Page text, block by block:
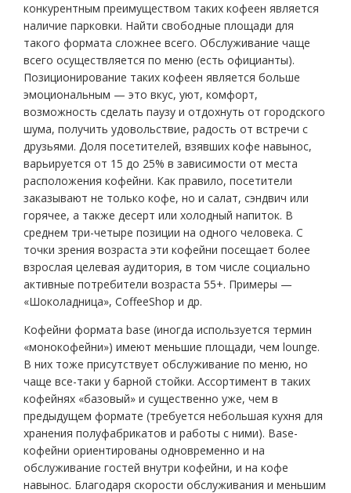
конкурентным преимуществом таких кофеен является
наличие парковки. Найти свободные площади для
такого формата сложнее всего. Обслуживание чаще
всего осуществляется по меню (есть официанты).
Позиционирование таких кофеен является больше
эмоциональным — это вкус, уют, комфорт,
возможность сделать паузу и отдохнуть от городского
шума, получить удовольствие, радость от встречи с
друзьями. Доля посетителей, взявших кофе навынос,
варьируется от 15 до 25% в зависимости от места
расположения кофейни. Как правило, посетители
заказывают не только кофе, но и салат, сэндвич или
горячее, а также десерт или холодный напиток. В
среднем три-четыре позиции на одного человека. С
точки зрения возраста эти кофейни посещает более
взрослая целевая аудитория, в том числе социально
активные потребители возраста 55+. Примеры —
«Шоколадница», CoffeeShop и др.
Кофейни формата base (иногда используется термин
«монокофейни») имеют меньшие площади, чем lounge.
В них тоже присутствует обслуживание по меню, но
чаще все-таки у барной стойки. Ассортимент в таких
кофейнях «базовый» и существенно уже, чем в
предыдущем формате (требуется небольшая кухня для
хранения полуфабрикатов и работы с ними). Base-
кофейни ориентированы одновременно и на
обслуживание гостей внутри кофейни, и на кофе
навынос. Благодаря скорости обслуживания и меньшим